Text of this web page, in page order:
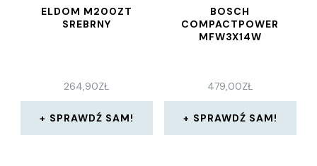
ELDOM M200ZT
SREBRNY
264,90ZŁ
SPRAWDŹ SAM!
BOSCH
COMPACTPOWER
MFW3X14W
479,00ZŁ
SPRAWDŹ SAM!